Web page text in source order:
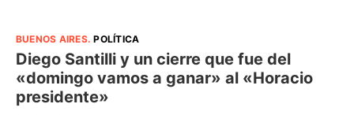
BUENOS AIRES.POLÍTICA
Diego Santilli y un cierre que fue del
«domingo vamos a ganar» al «Horacio
presidente»